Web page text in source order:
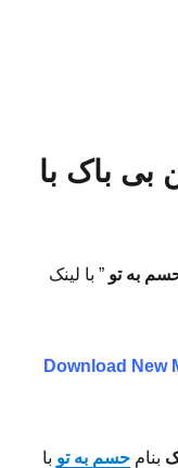
بی باک با
به تو ” با لینک
Download New
بنامحسم به تو با